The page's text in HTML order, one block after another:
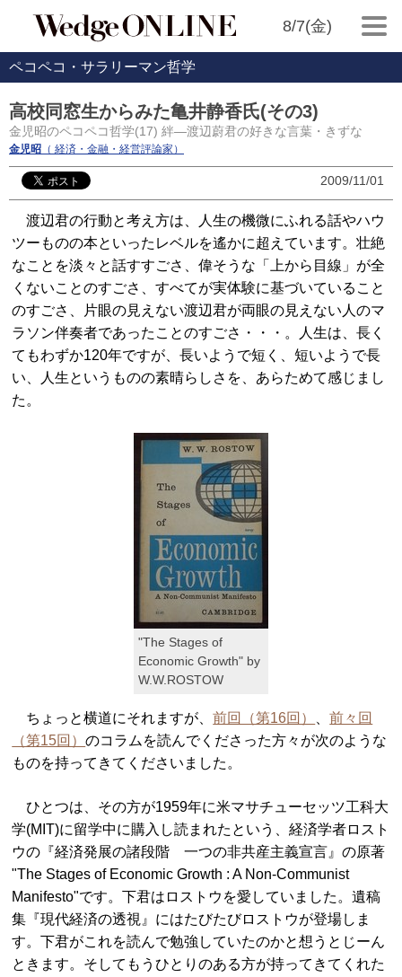
8/7(金)
ペコペコ・サラリーマン哲学
高校同窓生からみた亀井静香氏(その3)
金児昭のペコペコ哲学(17) 絆―渡辺蔚君の好きな言葉・きずな
金児昭 （ 経済・金融・経営評論家）
2009/11/01
渡辺君の行動と考え方は、人生の機微にふれる話やハウ
ツーものの本といったレベルを遙かに超えています。壮絶
なことを淡々と話すすごさ、偉そうな「上から目線」が全
くないことのすごさ、すべてが実体験に基づいていること
のすごさ、片眼の見えない渡辺君が両眼の見えない人のマ
ラソン伴奏者であったことのすごさ・・・。人生は、長く
てもわずか120年ですが、長いようで短く、短いようで長
い、人生というものの素晴らしさを、あらためて感じまし
た。
"The Stages of
Economic Growth" by
W.W.ROSTOW
ちょっと横道にそれますが、前回（第16回） 、前々回
（第15回）のコラムを読んでくださった方々が次のような
ものを持ってきてくださいました。
ひとつは、その方が1959年に米マサチューセッツ工科大
学(MIT)に留学中に購入し読まれたという、経済学者ロスト
ウの『経済発展の諸段階 一つの非共産主義宣言』の原著
"The Stages of Economic Growth : A Non-Communist
Manifesto"です。下君はロストウを愛していました。遺稿
集『現代経済の透視』にはたびたびロストウが登場しま
す。下君がこれを読んで勉強していたのかと想うとじーん
ときます。そしてもうひとりのある方が持ってきてくれた